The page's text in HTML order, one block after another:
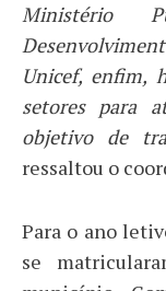
Ministério
Unicef, enfim,
setores para
objetivo de
ressaltou o
Para o ano
se